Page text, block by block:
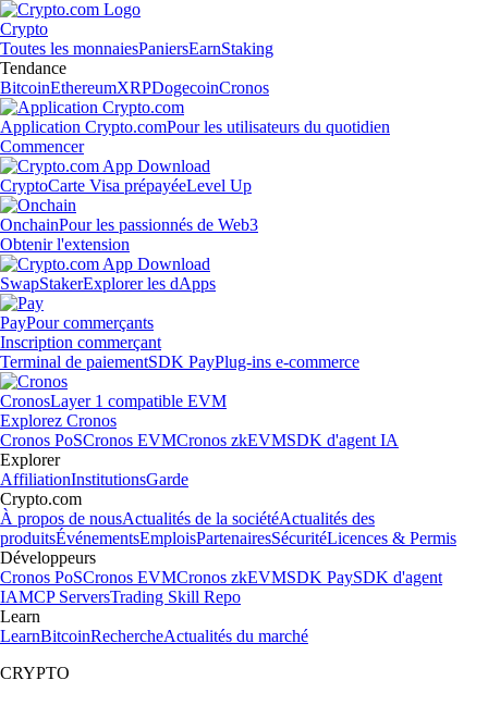
Crypto
Toutes les monnaiesPaniersEarnStaking
Tendance
BitcoinEthereumXRPDogecoinCronos
Application Crypto.comPour les utilisateurs du quotidien
Commencer
CryptoCarte Visa prépayéeLevel Up
OnchainPour les passionnés de Web3
Obtenir l'extension
SwapStakerExplorer les dApps
PayPour commerçants
Inscription commerçant
Terminal de paiementSDK PayPlug-ins e-commerce
CronosLayer 1 compatible EVM
Explorez Cronos
Cronos PoSCronos EVMCronos zkEVMSDK d'agent IA
Explorer
AffiliationInstitutionsGarde
Crypto.com
À propos de nousActualités de la sociétéActualités des
produitsÉvénementsEmploisPartenairesSécuritéLicences & Permis
Développeurs
Cronos PoSCronos EVMCronos zkEVMSDK PaySDK d'agent
IAMCP ServersTrading Skill Repo
Learn
LearnBitcoinRechercheActualités du marché
CRYPTO